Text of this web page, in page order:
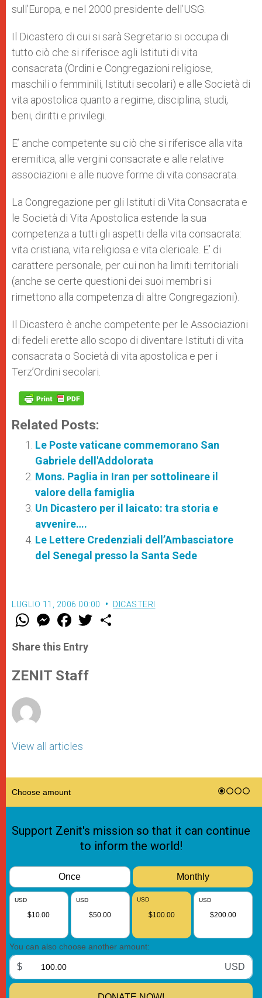
sull’Europa, e nel 2000 presidente dell’USG.
Il Dicastero di cui si sarà Segretario si occupa di
tutto ciò che si riferisce agli Istituti di vita
consacrata (Ordini e Congregazioni religiose,
maschili o femminili, Istituti secolari) e alle Società di
vita apostolica quanto a regime, disciplina, studi,
beni, diritti e privilegi.
E’ anche competente su ciò che si riferisce alla vita
eremitica, alle vergini consacrate e alle relative
associazioni e alle nuove forme di vita consacrata.
La Congregazione per gli Istituti di Vita Consacrata e
le Società di Vita Apostolica estende la sua
competenza a tutti gli aspetti della vita consacrata:
vita cristiana, vita religiosa e vita clericale. E’ di
carattere personale, per cui non ha limiti territoriali
(anche se certe questioni dei suoi membri si
rimettono alla competenza di altre Congregazioni).
Il Dicastero è anche competente per le Associazioni
di fedeli erette allo scopo di diventare Istituti di vita
consacrata o Società di vita apostolica e per i
Terz’Ordini secolari.
Related Posts:
Le Poste vaticane commemorano San
Gabriele dell'Addolorata
Mons. Paglia in Iran per sottolineare il
valore della famiglia
Un Dicastero per il laicato: tra storia e
avvenire….
Le Lettere Credenziali dell’Ambasciatore
del Senegal presso la Santa Sede
LUGLIO 11, 2006 00:00 DICASTERI
W
t
s
p
p
M
e
s
e
g
e
F
a
e
b
o
k
w
Share this Entry
ZENIT Staff
View all articles